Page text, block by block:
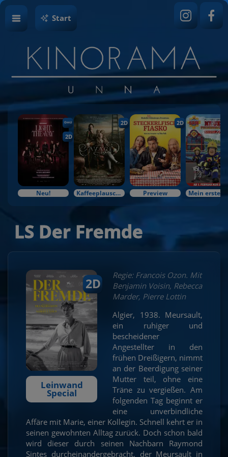
Start
OmU
2D
Neu!
2D
Kaffeeplausch & Kinozauber
2D
Preview
LS Der Fremde
2D
Leinwand
Special
Regie: Francois Ozon. Mit
Benjamin Voisin, Rebecca
Marder, Pierre Lottin
Algier, 1938. Meursault,
ein ruhiger und
bescheidener
Angestellter in den
frühen Dreißigern, nimmt
an der Beerdigung seiner
Mutter teil, ohne eine
Träne zu vergießen. Am
folgenden Tag beginnt er
eine unverbindliche
Affäre mit Marie, einer Kollegin. Schnell kehrt er in
seinen gewohnten Alltag zurück. Doch schon bald
wird dieser durch seinen Nachbarn Raymond
Sintes durcheinandergebracht, der Meursault in